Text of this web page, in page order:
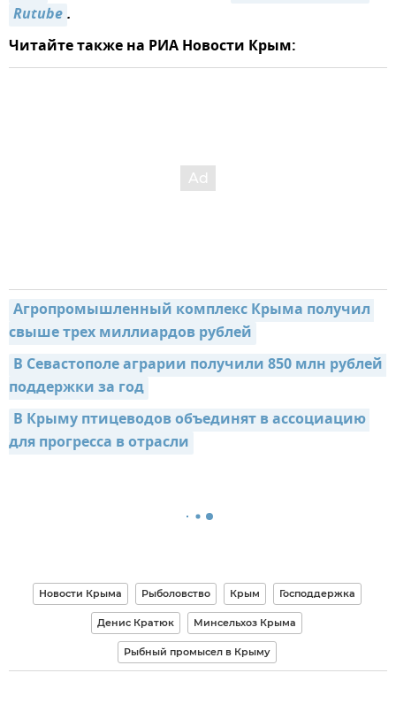
Rutube.
Читайте также на РИА Новости Крым:
Агропромышленный комплекс Крыма получил
свыше трех миллиардов рублей
В Севастополе аграрии получили 850 млн рублей
поддержки за год
В Крыму птицеводов объединят в ассоциацию
для прогресса в отрасли
Новости Крыма Рыболовство Крым Господдержка
Денис Кратюк Минсельхоз Крыма
Рыбный промысел в Крыму